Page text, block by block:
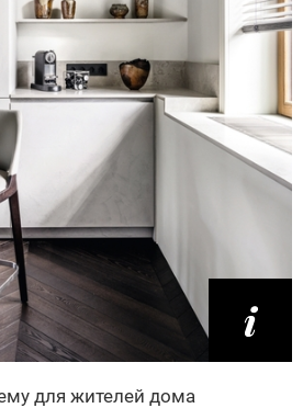
для жителей дома